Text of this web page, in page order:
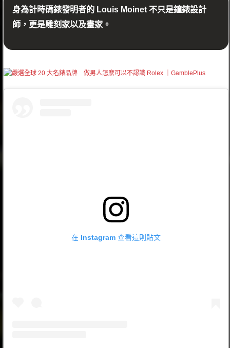
身為計時碼錶發明者的 Louis Moinet 不只是鐘錶設計
師，更是雕刻家以及畫家。
在 Instagram 查看這則貼文